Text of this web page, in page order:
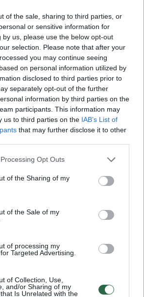
of the sale, sharing to third parties, or
or sensitive information for
by us, please use the below opt-out
selection. Please note that after your
you may continue seeing
on personal information utilized by
disclosed to third parties prior to
separately opt-out of the further
information by third parties on the
participants. This information may
us to third parties on the IAB’s List of
that may further disclose it to other
Opt Outs
of the Sharing of my
of the Sale of my
of processing my
Targeted Advertising.
of Collection, Use,
and/or Sharing of my
Is Unrelated with the
kalbą prabilo ir vyriausioji
Tilly. Pasak jos, ši kalba
susirinkusiuosius.
jo kambaryje, kol jis ją
tarsi viso gyvenimo
jokių pataisymų nereikėjo.
verkė“, – pasakojo ji.